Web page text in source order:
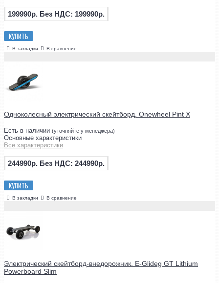
199990р. Без НДС: 199990р.
КУПИТЬ
В закладки В сравнение
Одноколесный электрический скейтборд. Onewheel Pint X
Есть в наличии (уточняйте у менеджера)
Основные характеристики
Все характеристики
244990р. Без НДС: 244990р.
КУПИТЬ
В закладки В сравнение
Электрический скейтборд-внедорожник. E-Glideg GT Lithium
Powerboard Slim